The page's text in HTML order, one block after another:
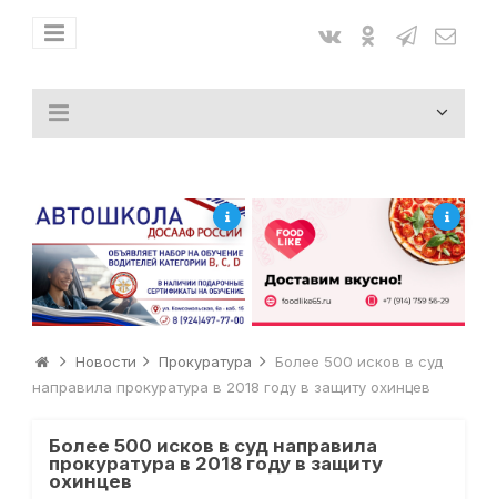
Новости Прокуратура
Более 500 исков в суд
направила прокуратура в 2018 году в защиту охинцев
Более 500 исков в суд направила
прокуратура в 2018 году в защиту
охинцев